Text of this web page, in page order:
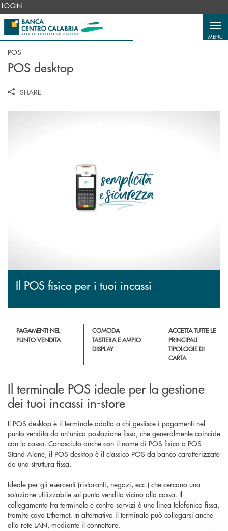
Salta al contenuto principale
LOGIN
MENU
POS
POS desktop
SHARE
Il POS fisico per i tuoi incassi
PAGAMENTI NEL
PUNTO VENDITA
COMODA
TASTIERA E AMPIO
DISPLAY
ACCETTA TUTTE LE
PRINCIPALI
TIPOLOGIE DI
CARTA
Il terminale POS ideale per la gestione
dei tuoi incassi in-store
Il POS desktop è il terminale adatto a chi gestisce i pagamenti nel
punto vendita da un’unica postazione fissa, che generalmente coincide
con la cassa. Conosciuto anche con il nome di POS fisico o POS
Stand Alone, il POS desktop è il classico POS da banco caratterizzato
da una struttura fissa.
Ideale per gli esercenti (ristoranti, negozi, ecc.) che cercano una
soluzione utilizzabile sul punto vendita vicino alla cassa. Il
collegamento tra terminale e centro servizi è una linea telefonica fissa,
tramite cavo Ethernet. In alternativa il terminale può collegarsi anche
alla rete LAN, mediante il connettore.